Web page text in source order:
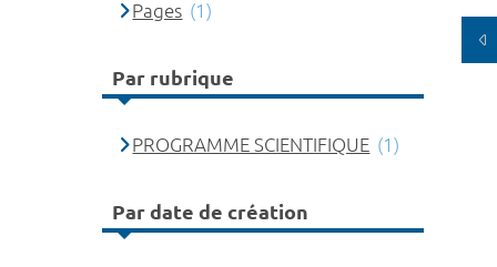
Pages (1)
Par rubrique
PROGRAMME SCIENTIFIQUE (1)
Par date de création